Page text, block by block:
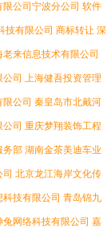
公司宁波分公司 软件
技有限公司 商标转让 深
老来信息技术有限公司
司 上海健吾投资管理
公司 秦皇岛市北戴河
司 重庆梦翔装饰工程
务部 湖南金茶美迪车业
北京龙江海岸文化传
技有限公司 青岛锦九
兔网络科技有限公司 嘉